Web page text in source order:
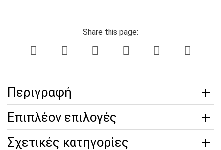
Share this page:
Περιγραφή
Επιπλέον επιλογές
Σχετικές κατηγορίες